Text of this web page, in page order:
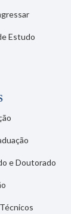
Estudo
e Doutorado